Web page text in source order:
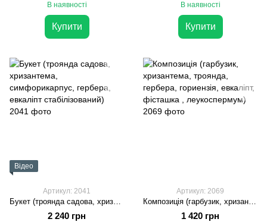
В наявності
Купити
В наявності
Купити
Відео
Артикул: 2041
Букет (троянда садова, хризантема, симфорикарпус, гербера, евкаліпт стабілізований)
2 240 грн
Артикул: 2069
Композиція (гарбузик, хризантема, троянда, гербера, гориензія, евкаліпт, фісташка , леукоспермум)
1 420 грн